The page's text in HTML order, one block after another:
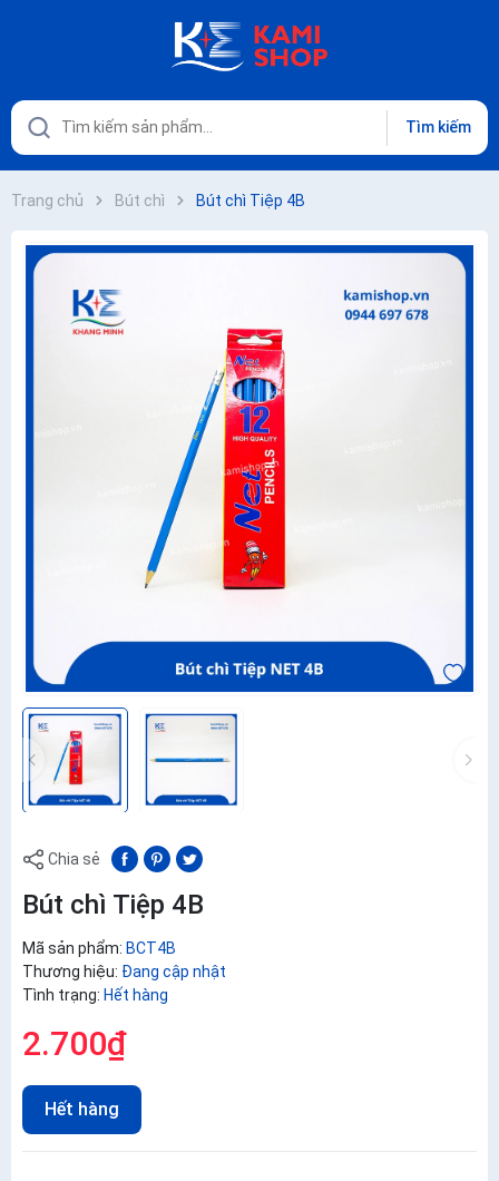
Tìm kiếm
Trang chủ Bút chì Bút chì Tiệp 4B
Chia sẻ
Bút chì Tiệp 4B
Mã sản phẩm: BCT4B
Thương hiệu: Đang cập nhật
Tình trạng: Hết hàng
2.700₫
Hết hàng